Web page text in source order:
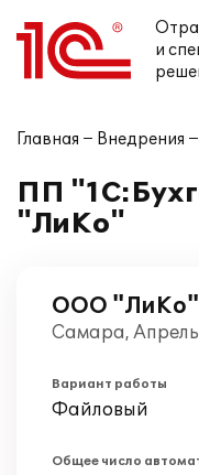
и
Главная Внедрения
ПП
"ЛиКо"
ООО "ЛиКо"
Самара,
Вариант работы
Файловый
Общее число